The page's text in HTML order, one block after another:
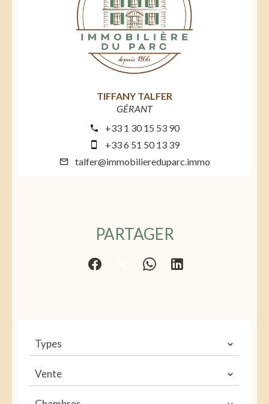
TIFFANY TALFER
GÉRANT
+33 1 30 15 53 90
+33 6 51 50 13 39
talfer@immobiliereduparc.immo
PARTAGER
Types
Vente